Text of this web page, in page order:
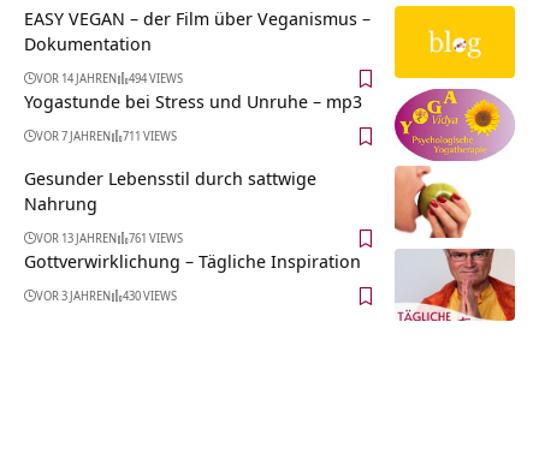
EASY VEGAN – der Film über Veganismus –
Dokumentation
VOR 14 JAHREN 494 VIEWS
Yogastunde bei Stress und Unruhe – mp3
VOR 7 JAHREN 711 VIEWS
Gesunder Lebensstil durch sattwige
Nahrung
VOR 13 JAHREN 761 VIEWS
Gottverwirklichung – Tägliche Inspiration
VOR 3 JAHREN 430 VIEWS